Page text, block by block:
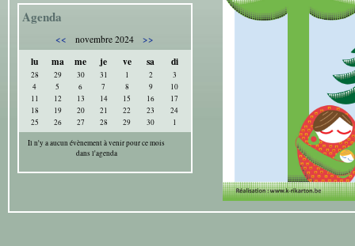
Agenda
<< novembre 2024
>>
lu
ma me je ve sa di
28 29 30 31 1 2
3
4
5 6 7 8 9
10
11
12 13 14 15 16
17
18
19 20 21 22 23
24
25
26 27 28 29 30
1
Il n'y a aucun évènement à venir pour ce mois
dans l'agenda